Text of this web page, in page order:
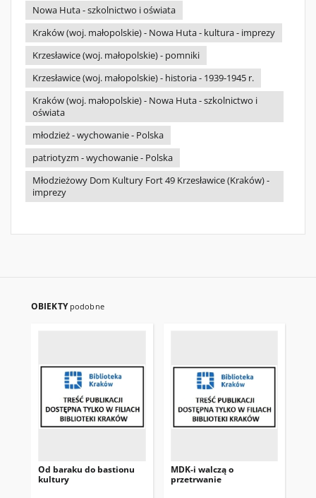
Nowa Huta - szkolnictwo i oświata
Kraków (woj. małopolskie) - Nowa Huta - kultura - imprezy
Krzesławice (woj. małopolskie) - pomniki
Krzesławice (woj. małopolskie) - historia - 1939-1945 r.
Kraków (woj. małopolskie) - Nowa Huta - szkolnictwo i
oświata
młodzież - wychowanie - Polska
patriotyzm - wychowanie - Polska
Młodzieżowy Dom Kultury Fort 49 Krzesławice (Kraków) -
imprezy
OBIEKTY podobne
Od baraku do bastionu
kultury
MDK-i walczą o
przetrwanie